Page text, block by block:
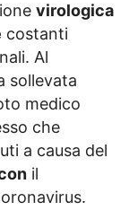
virologica
costanti
Al
sollevata
medico
che
a causa del
il